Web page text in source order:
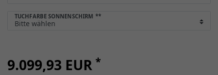
TUCHFARBE SONNENSCHIRM **
9.099,93 EUR *